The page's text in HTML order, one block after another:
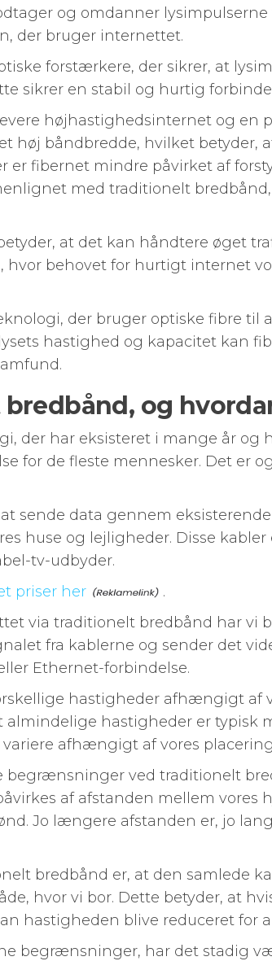
og omdanner
der bruger internettet.
forstærkere, der sikrer, at
sikrer en stabil og hurtig
højhastighedsinternet og en
høj båndbredde, hvilket betyder,
fibernet mindre påvirket af
med traditionelt
at det kan håndtere øget
behovet for hurtigt internet
der bruger optiske fibre til
hastighed og kapacitet kan
og
der har eksisteret i mange år
for de fleste mennesker. Det er
sende data gennem
huse og lejligheder. Disse
tv-udbyder.
priser her
.
via traditionelt bredbånd har vi
fra kablerne og sender det
Ethernet-forbindelse.
hastigheder afhængigt af
hastigheder er typisk
afhængigt af vores
ved traditionelt
af afstanden mellem vores
Jo længere afstanden er, jo
bredbånd er, at den samlede
hvor vi bor. Dette betyder, at
hastigheden blive reduceret for
begrænsninger, har det stadig